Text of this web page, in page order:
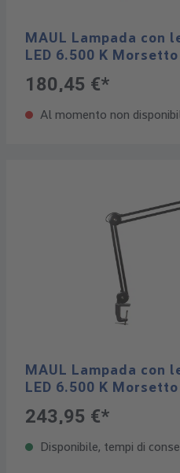
MAUL Lampada con
LED 6.500 K
180,45 €*
Al momento non
MAUL Lampada con
LED 6.500 K
243,95 €*
Disponibile, tempi di